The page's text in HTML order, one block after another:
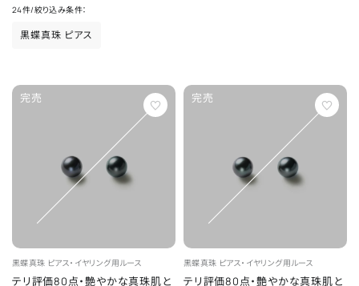
24件/絞り込み条件：
黒蝶真珠 ピアス
黒蝶真珠 ピアス・イヤリング用ルース
テリ評価80点・艶やかな真珠肌と
完売
黒蝶真珠 ピアス・イヤリング用ルース
テリ評価80点・艶やかな真珠肌と
完売